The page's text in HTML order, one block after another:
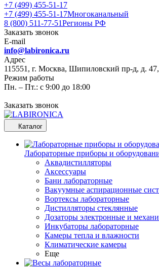
+7 (499) 455-51-17
+7 (499) 455-51-17Многоканальный
8 (800) 511-77-51Регионы РФ
Заказать звонок
E-mail
info@labironica.ru
Адрес
115551, г. Москва, Шипиловский пр-д, д.
Режим работы
Пн. – Пт.: с 9:00 до 18:00
Заказать звонок
Каталог
Лабораторные приборы и
Аквадистилляторы
Аксессуары
Бани лабораторные
Вакуумные аспирационные
Вортексы лабораторные
Дистилляторы стеклянные
Дозаторы электронные и
Инкубаторы лабораторные
Камеры тепла и влажности
Климатические камеры
Еще